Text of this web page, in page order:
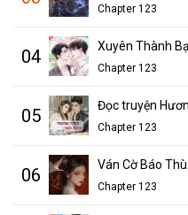
Chapter 123
04 Xuyên Thành
Chapter 123
05
Chapter 123
06 Ván Cờ Báo
Chapter 123